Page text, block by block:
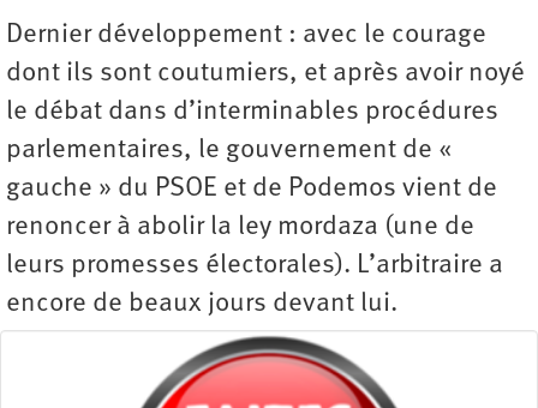
Dernier développement : avec le courage
dont ils sont coutumiers, et après avoir noyé
le débat dans d’interminables procédures
parlementaires, le gouvernement de «
gauche » du PSOE et de Podemos vient de
renoncer à abolir la ley mordaza (une de
leurs promesses électorales). L’arbitraire a
encore de beaux jours devant lui.